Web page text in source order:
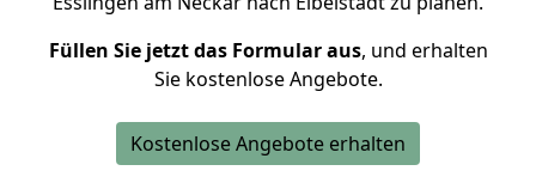
Füllen Sie jetzt das Formular aus, und erhalten
Sie kostenlose Angebote.
Kostenlose Angebote erhalten